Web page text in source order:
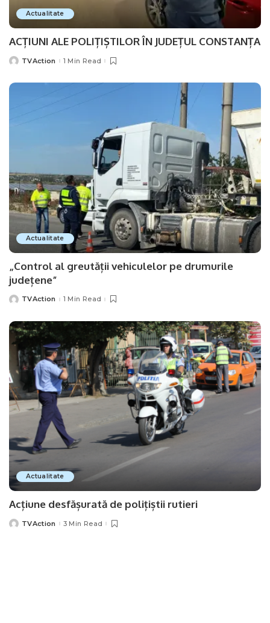
Actualitate
ACȚIUNI ALE POLIȚIȘTILOR ÎN JUDEȚUL CONSTANȚA
PostedTVAction 1 Min Read
Actualitate
„Control al greutății vehiculelor pe drumurile
județene”
PostedTVAction 1 Min Read
Actualitate
Acțiune desfășurată de polițiștii rutieri
PostedTVAction 3 Min Read